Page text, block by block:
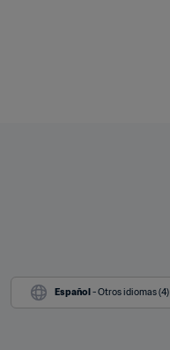
Español - Otros idiomas (4)